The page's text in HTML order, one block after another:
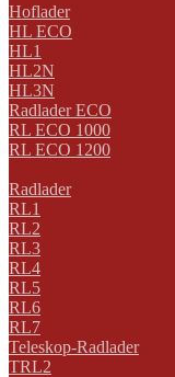
Hoflader
HL ECO
HL1
HL2N
HL3N
Radlader ECO
RL ECO 1000
RL ECO 1200
Radlader
RL1
RL2
RL3
RL4
RL5
RL6
RL7
Teleskop-Radlader
TRL2